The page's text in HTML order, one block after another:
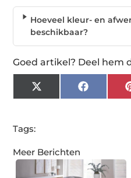
Hoeveel kleur- en
beschikbaar?
Goed artikel? Deel hem
X
(Twitter)
Facebook
Tags:
Meer Berichten